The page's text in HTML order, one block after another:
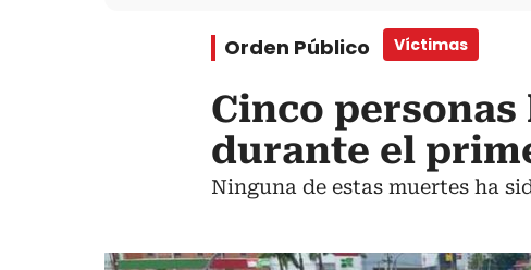
Orden Público Víctimas
Cinco
durante el
Ninguna de estas muertes ha